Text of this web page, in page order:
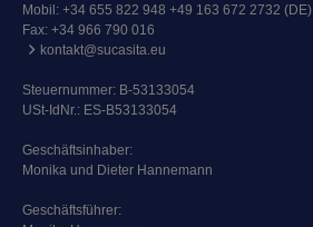
Mobil: +34 655 822 948 +49 163 672 2732 (DE)
Fax: +34 966 790 016
kontakt@sucasita.eu
Steuernummer: B-53133054
USt-IdNr.: ES-B53133054
Geschäftsinhaber:
Monika und Dieter Hannemann
Geschäftsführer: